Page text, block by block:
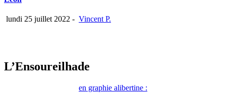
lundi 25 juillet 2022 - Vincent P.
L’Ensoureilhade
en graphie alibertine :